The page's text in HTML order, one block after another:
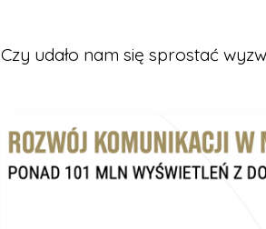
Czy udało nam się sprostać